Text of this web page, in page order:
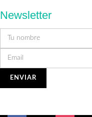
Newsletter